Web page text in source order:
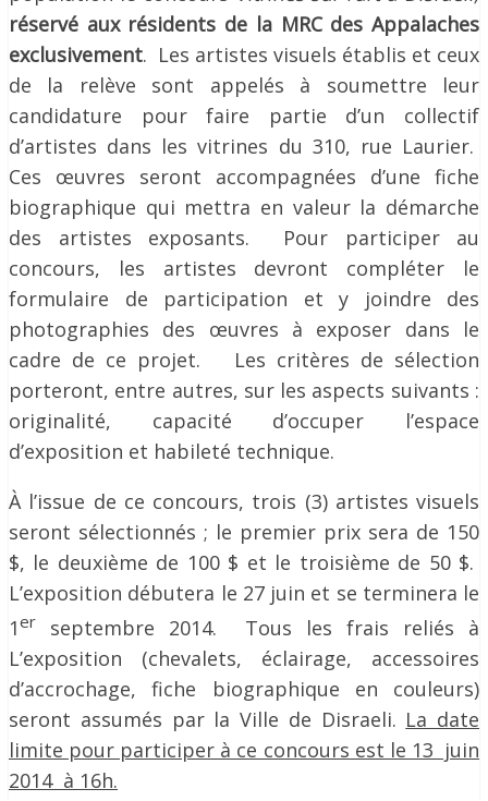
réservé aux résidents de la MRC des Appalaches
exclusivement. Les artistes visuels établis et ceux
de la relève sont appelés à soumettre leur
candidature pour faire partie d’un collectif
d’artistes dans les vitrines du 310, rue Laurier.
Ces œuvres seront accompagnées d’une fiche
biographique qui mettra en valeur la démarche
des artistes exposants. Pour participer au
concours, les artistes devront compléter le
formulaire de participation et y joindre des
photographies des œuvres à exposer dans le
cadre de ce projet. Les critères de sélection
porteront, entre autres, sur les aspects suivants :
originalité, capacité d’occuper l’espace
d’exposition et habileté technique.
À l’issue de ce concours, trois (3) artistes visuels
seront sélectionnés ; le premier prix sera de 150
$, le deuxième de 100 $ et le troisième de 50 $.
L’exposition débutera le 27 juin et se terminera le
1er septembre 2014. Tous les frais reliés à
L’exposition (chevalets, éclairage, accessoires
d’accrochage, fiche biographique en couleurs)
seront assumés par la Ville de Disraeli. La date
limite pour participer à ce concours est le 13 juin
2014 à 16h.